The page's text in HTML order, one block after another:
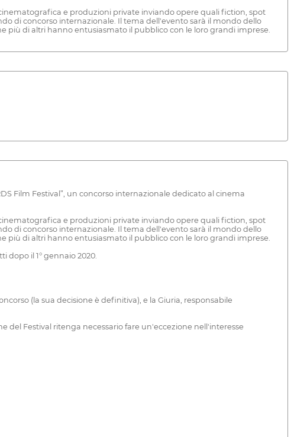
e produzioni private inviando opere quali fiction, spot
di concorso internazionale. Il tema dell'evento sarà il mondo dello
più di altri hanno entusiasmato il pubblico con le loro grandi imprese.
Film Festival”, un concorso internazionale dedicato al cinema
e produzioni private inviando opere quali fiction, spot
di concorso internazionale. Il tema dell'evento sarà il mondo dello
più di altri hanno entusiasmato il pubblico con le loro grandi imprese.
dopo il 1° gennaio 2020.
(la sua decisione è definitiva), e la Giuria, responsabile
del Festival ritenga necessario fare un'eccezione nell'interesse